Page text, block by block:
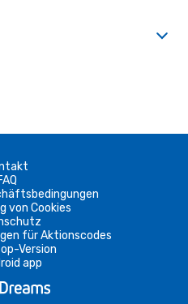
von Cookies
für Aktionscodes
Version
app